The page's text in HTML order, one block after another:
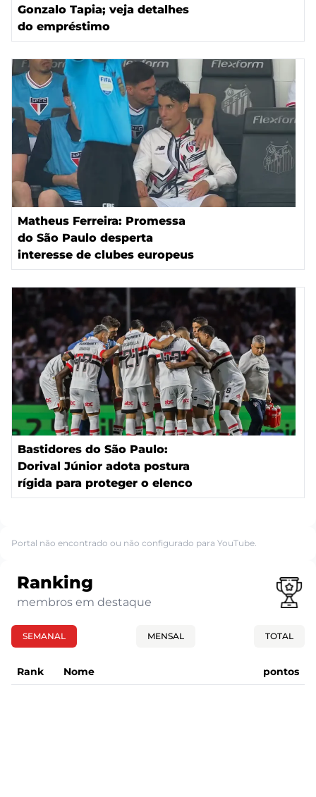
Gonzalo Tapia; veja detalhes
do empréstimo
Matheus Ferreira: Promessa
do São Paulo desperta
interesse de clubes europeus
Bastidores do São Paulo:
Dorival Júnior adota postura
rígida para proteger o elenco
Portal não encontrado ou não configurado para YouTube.
Ranking
membros em destaque
SEMANAL MENSAL TOTAL
Rank Nome pontos